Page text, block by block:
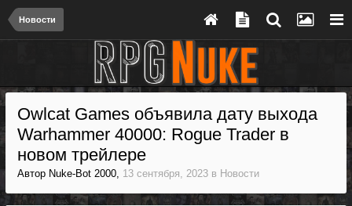
Новости
Owlcat Games объявила дату выхода
Warhammer 40000: Rogue Trader в
новом трейлере
Автор Nuke-Bot 2000, 13 сентября, 2023 в Новости